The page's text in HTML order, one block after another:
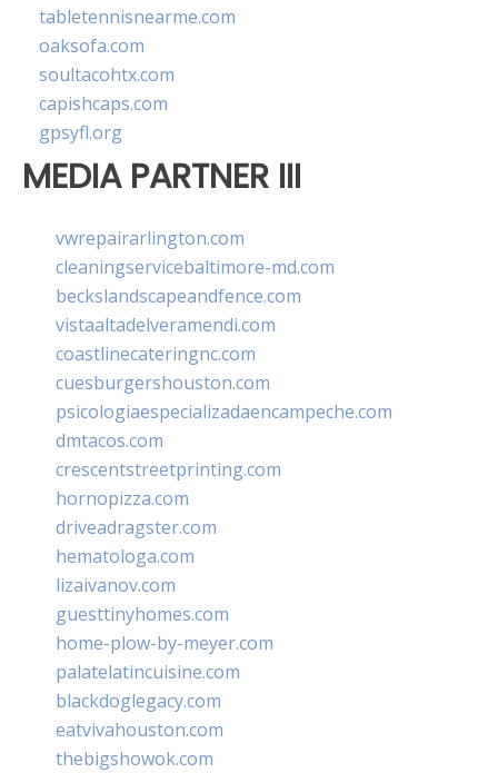
tabletennisnearme.com
oaksofa.com
soultacohtx.com
capishcaps.com
gpsyfl.org
MEDIA PARTNER III
vwrepairarlington.com
cleaningservicebaltimore-md.com
beckslandscapeandfence.com
vistaaltadelveramendi.com
coastlinecateringnc.com
cuesburgershouston.com
psicologiaespecializadaencampeche.com
dmtacos.com
crescentstreetprinting.com
hornopizza.com
driveadragster.com
hematologa.com
lizaivanov.com
guesttinyhomes.com
home-plow-by-meyer.com
palatelatincuisine.com
blackdoglegacy.com
eatvivahouston.com
thebigshowok.com